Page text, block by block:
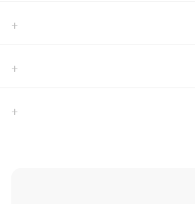
يسمح بمرور الهواء ويمنحك شعوراً بالانتعاش
أليافه الطبيعية، يعد هذا المنتج خياراً مثالياً
التعرق ويوفر راحة استثنائية.تفاصيل التصميم:
تامة في الحركة.يمكنك تنسيق هذه البلوزة مع
غسيل هادئ ودرجة حرارة منخفضة. هذه القطعة